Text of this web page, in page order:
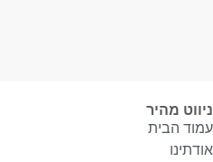
ניווט מהיר
עמוד הבית
אודתינו